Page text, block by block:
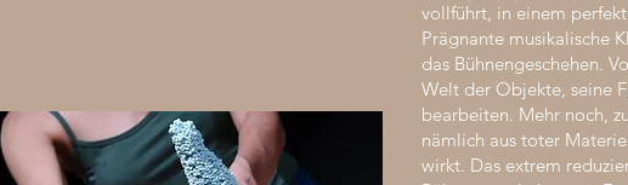
vollführt, in einem
Prägnante musikalische
das Bühnengeschehen.
Welt der Objekte, seine
bearbeiten. Mehr noch,
nämlich aus toter
wirkt. Das extrem